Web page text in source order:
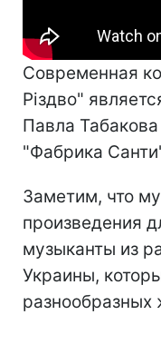
Современная
Різдво"
Павла
"Фабрика
Заметим, что
произведения
музыканты из
Украины,
разнообразных